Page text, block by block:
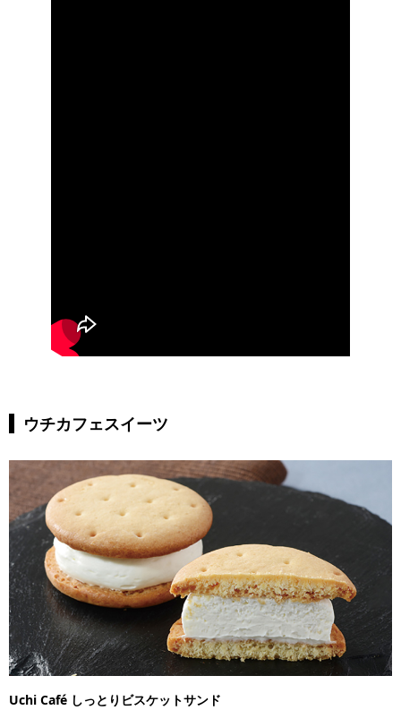
ウチカフェスイーツ
Uchi Café しっとりビスケットサンド